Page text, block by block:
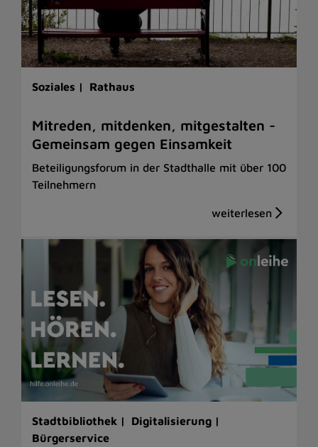
Soziales | Rathaus
Mitreden, mitdenken, mitgestalten -
Gemeinsam gegen Einsamkeit
Beteiligungsforum in der Stadthalle mit über 100
Teilnehmern
Stadtbibliothek |
Digitalisierung |
Bürgerservice